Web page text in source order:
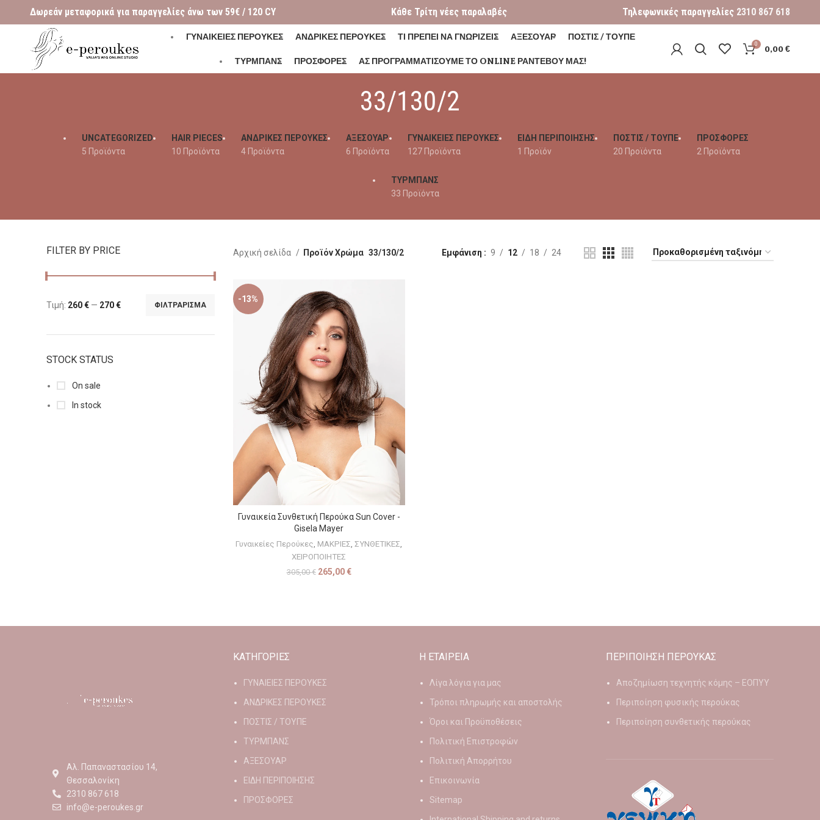
Δωρεάν μεταφορικά για παραγγελίες άνω των 59€ / 120 CY Κάθε Τρίτη νέες παραλαβές Τηλεφωνικές παραγγελίες 2310 867 618
ΓΥΝΑΙΚΕΊΕΣ ΠΕΡΟΎΚΕΣ ΑΝΔΡΙΚΕΣ ΠΕΡΟΥΚΕΣ ΤΙ ΠΡΕΠΕΙ ΝΑ ΓΝΩΡΙΖΕΙΣ ΑΞΕΣΟΥΑΡ
ΠΟΣΤΙΣ / ΤΟΥΠΕ
ΤΥΡΜΠΑΝΣ
ΠΡΟΣΦΟΡΕΣ ΑΣ ΠΡΟΓΡΑΜΜΑΤΊΣΟΥΜΕ ΤΟ ONLINE ΡΑΝΤΕΒΟΎ ΜΑΣ!
0 0,00€
33/130/2
UNCATEGORIZED
5 Προϊόντα
HAIR PIECES
10 Προϊόντα
ΑΝΔΡΙΚΕΣ ΠΕΡΟΥΚΕΣ
4 Προϊόντα
ΑΞΕΣΟΥΑΡ
6 Προϊόντα
ΓΥΝΑΙΚΕΊΕΣ ΠΕΡΟΎΚΕΣ
127 Προϊόντα
ΕΙΔΗ ΠΕΡΙΠΟΙΗΣΗΣ
1 Προϊόν
ΠΟΣΤΙΣ / ΤΟΥΠΕ
20 Προϊόντα
ΠΡΟΣΦΟΡΕΣ
2 Προϊόντα
ΤΥΡΜΠΑΝΣ
33 Προϊόντα
FILTER BY PRICE
ΦΙΛΤΡΆΡΙΣΜΑ
Τιμή: 260 € — 270 €
STOCK STATUS
On sale
In stock
Αρχική σελίδα Προϊόν Χρώμα 33/130/2 Εμφάνιση 9 12 18 24
-13%
ΕΠΙΛΟΓΉ
Γυναικεία Συνθετική Περούκα Sun Cover -
Gisela Mayer
Γυναικείες Περούκες, ΜΑΚΡΙΕΣ,ΣΥΝΘΕΤΙΚΕΣ,
ΧΕΙΡΟΠΟΙΗΤΕΣ
305,00€ 265,00 €
Αλ. Παπαναστασίου 14,
Θεσσαλονίκη
2310 867 618
info@e-peroukes.gr
ΚΑΤΗΓΟΡΙΕΣ
ΓΥΝΑΙΕΙΕΣ ΠΕΡΟΥΚΕΣ
ΑΝΔΡΙΚΕΣ ΠΕΡΟΥΚΕΣ
ΠΟΣΤΙΣ / ΤΟΥΠΕ
ΤΥΡΜΠΑΝΣ
ΑΞΕΣΟΥΑΡ
ΕΙΔΗ ΠΕΡΙΠΟΙΗΣΗΣ
ΠΡΟΣΦΟΡΕΣ
Η ΕΤΑΙΡΕΙΑ
Λίγα λόγια για μας
Τρόποι πληρωμής και αποστολής
Όροι και Προϋποθέσεις
Πολιτική Επιστροφών
Πολιτική Απορρήτου
Επικοινωνία
Sitemap
ΠΕΡΙΠΟΙΗΣΗ ΠΕΡΟΥΚΑΣ
Αποζημίωση τεχνητής κόμης – ΕΟΠΥΥ
Περιποίηση φυσικής περούκας
Περιποίηση συνθετικής περούκας